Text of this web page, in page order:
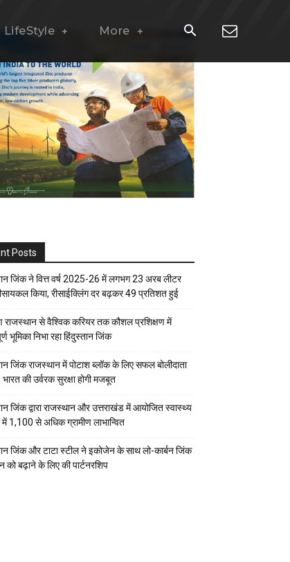
LifeStyle More
Posts
जिंक ने वित्त वर्ष 2025-26 में लगभग 23 अरब लीटर
किया, रीसाईक्लिंग दर बढ़कर 49 प्रतिशत हुई
राजस्थान से वैश्विक करियर तक कौशल प्रशिक्षण में
भूमिका निभा रहा हिंदुस्तान जिंक
जिंक राजस्थान में पोटाश ब्लॉक के लिए सफल बोलीदाता
भारत की उर्वरक सुरक्षा होगी मजबूत
जिंक द्वारा राजस्थान और उत्तराखंड में आयोजित स्वास्थ्य
में 1,100 से अधिक ग्रामीण लाभान्वित
जिंक और टाटा स्टील ने इकोजेन के साथ लो-कार्बन जिंक
को बढ़ाने के लिए की पार्टनरशिप